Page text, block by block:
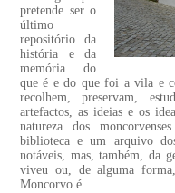
pretende ser o
último
repositório da
história e da
memória do
que é e do que foi a vila e
recolhem, preservam,
artefactos, as ideias e os
natureza dos
biblioteca e um arquivo
notáveis, mas, também, da
viveu ou, de alguma
Moncorvo é.